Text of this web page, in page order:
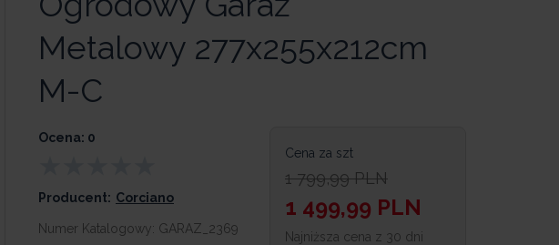
Metalowy 277x255x212cm
M-C
Ocena: 0
Producent: Corciano
Numer Katalogowy: GARAZ_2369
Cena za szt
1 799,99 PLN
1 499,99 PLN
Najniższa cena z 30 dni